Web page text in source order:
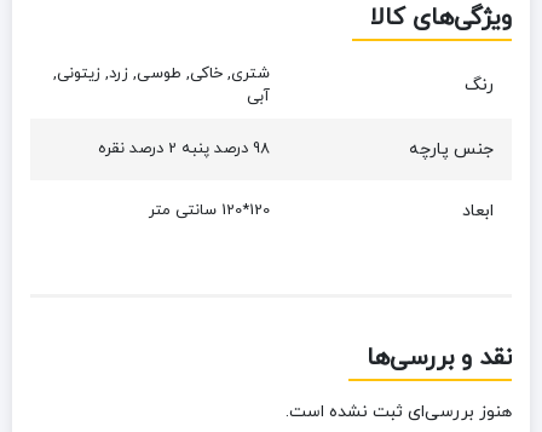
ویژگی‌های کالا
رنگ
شتری, خاکی, طوسی, زرد, زیتونی,
آبی
جنس پارچه 98 درصد پنبه 2 درصد نقره
ابعاد 120*120 سانتی متر
نقد و بررسی‌ها
هنوز بررسی‌ای ثبت نشده است.